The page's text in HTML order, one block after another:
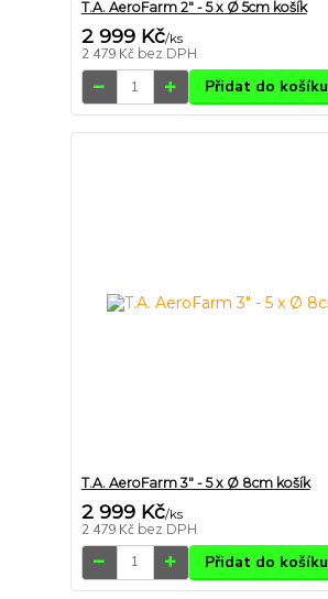
T.A. AeroFarm 2" - 5 x Ø 5cm košík
2 999 Kč/ks
2 479 Kč bez DPH
Přidat do košíku
T.A. AeroFarm 3" - 5 x Ø 8cm košík
2 999 Kč/ks
2 479 Kč bez DPH
Přidat do košíku